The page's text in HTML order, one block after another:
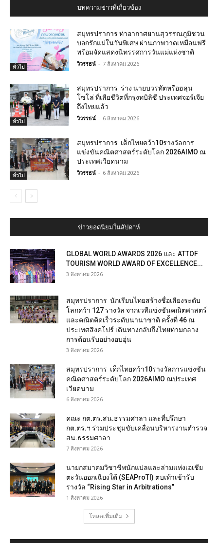
บทความข่าวที่เกี่ยวข้อง
ทั่วไป
สมุทรปราการ ท่าอากาศยานสุวรรณภูมิชวน
บอกรักแม่ในวันพิเศษ ผ่านภาพวาดเหมือนฟรี
พร้อมจัดแสดงนิทรรศการวันแม่แห่งชาติ
วิวรรธน์ - 7 สิงหาคม 2026
ทั่วไป
สมุทรปราการ ร่าง นายบวรทัตหรือฮลุน
โซโล่ ที่เสียชีวิตที่กรุงทบิลิซี ประเทศจอร์เจีย
ถึงไทยแล้ว
วิวรรธน์ - 6 สิงหาคม 2026
ทั่วไป
สมุทรปราการ เด็กไทยคว้า10รางวัลการ
แข่งขันคณิตศาสตร์ระดับโลก 2026AIMO ณ
ประเทศเวียดนาม
วิวรรธน์ - 6 สิงหาคม 2026
ข่าวยอดนิยมในสัปดาห์
GLOBAL WORLD AWARDS 2026 และ ATTOF
TOURISM WORLD AWARD OF EXCELLENCE...
3 สิงหาคม 2026
สมุทรปราการ นักเรียนไทยสร้างชื่อเสียงระดับ
โลกคว้า 127 รางวัล จากเวทีแข่งขันคณิตศาสตร์
และคณิตคิดเร็วระดับนานาชาติ ครั้งที่ 46 ณ
ประเทศสิงคโปร์ เดินทางกลับถึงไทยท่ามกลาง
การต้อนรับอย่างอบอุ่น
3 สิงหาคม 2026
สมุทรปราการ เด็กไทยคว้า10รางวัลการแข่งขัน
คณิตศาสตร์ระดับโลก 2026AIMO ณประเทศ
เวียดนาม
6 สิงหาคม 2026
คณะ กต.ตร.สน.ธรรมศาลา และที่ปรึกษา
กต.ตร.ฯ ร่วมประชุมขับเคลื่อนบริหารงานตำรวจ
สน.ธรรมศาลา
7 สิงหาคม 2026
นายกสมาคมวิชาชีพนักแปลและล่ามแห่งเอเชีย
ตะวันออกเฉียงใต้ (SEAProTI) ตบเท้าเข้ารับ
รางวัล “Rising Star in Arbitrations”
1 สิงหาคม 2026
โหลดเพิ่มเติม